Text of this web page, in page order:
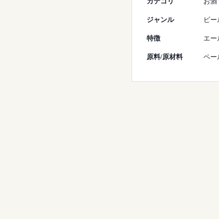
ジャンル ビー
特徴 エー
原料/原材料 ペー